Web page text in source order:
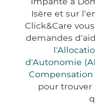
Isère et sur
Click&Care
demandes
d'Autonomie
Compensation
pour trouver